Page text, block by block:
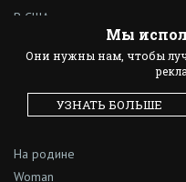
В США
Иммиграция в США
Образование и карьера
На родине
Woman
Мы
Они нужны нам, чтобы
УЗНАТЬ БОЛЬШЕ